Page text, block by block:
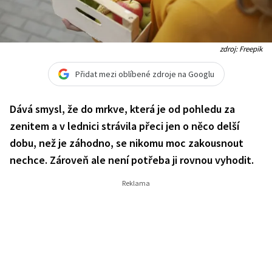
zdroj: Freepik
Přidat mezi oblíbené zdroje na Googlu
Dává smysl, že do mrkve, která je od pohledu za
zenitem a v lednici strávila přeci jen o něco delší
dobu, než je záhodno, se nikomu moc zakousnout
nechce. Zároveň ale není potřeba ji rovnou vyhodit.